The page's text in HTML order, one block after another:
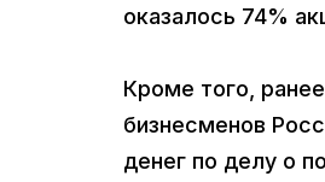
оказалось 74%
Кроме того,
бизнесменов
денег по делу о